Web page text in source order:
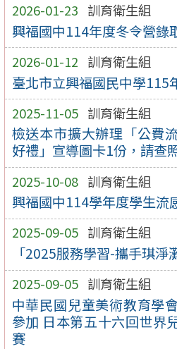
2026-01-23 訓育衛生組
興福國中114年度冬令營錄
2026-01-12 訓育衛生組
臺北市立興福國民中學115
2025-11-05 訓育衛生組
檢送本市擴大辦理「公費
好禮」宣導圖卡1份，請查
2025-10-08 訓育衛生組
興福國中114學年度學生流
2025-09-05 訓育衛生組
「2025服務學習-攜手琪淨
2025-09-05 訓育衛生組
中華民國兒童美術教育學
參加 日本第五十六回世界
賽